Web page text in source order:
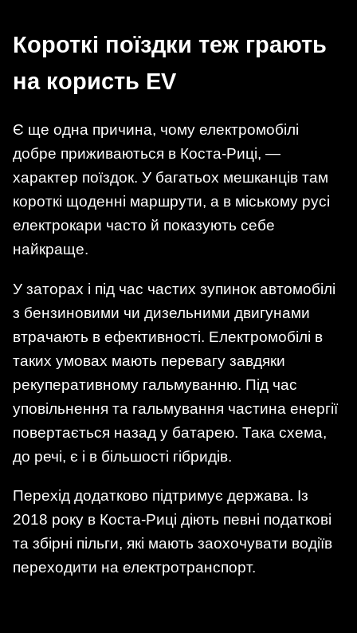
Короткі поїздки теж грають
на користь EV
Є ще одна причина, чому електромобілі
добре приживаються в Коста-Риці, —
характер поїздок. У багатьох мешканців там
короткі щоденні маршрути, а в міському русі
електрокари часто й показують себе
найкраще.
У заторах і під час частих зупинок автомобілі
з бензиновими чи дизельними двигунами
втрачають в ефективності. Електромобілі в
таких умовах мають перевагу завдяки
рекуперативному гальмуванню. Під час
уповільнення та гальмування частина енергії
повертається назад у батарею. Така схема,
до речі, є і в більшості гібридів.
Перехід додатково підтримує держава. Із
2018 року в Коста-Риці діють певні податкові
та збірні пільги, які мають заохочувати водіїв
переходити на електротранспорт.